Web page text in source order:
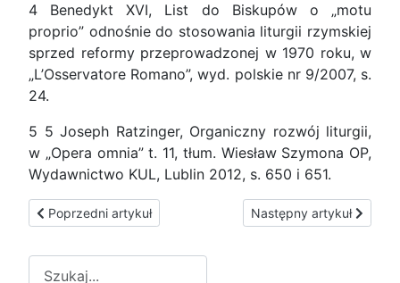
4 Benedykt XVI, List do Biskupów o „motu
proprio” odnośnie do stosowania liturgii rzymskiej
sprzed reformy przeprowadzonej w 1970 roku, w
„L’Osservatore Romano”, wyd. polskie nr 9/2007, s.
24.
5 5 Joseph Ratzinger, Organiczny rozwój liturgii,
w „Opera omnia” t. 11, tłum. Wiesław Szymona OP,
Wydawnictwo KUL, Lublin 2012, s. 650 i 651.
Poprzedni artykuł: Wojna na Ukrainie
Poprzedni artykuł Następny artykuł:
Następny artykuł